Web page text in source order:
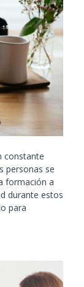
constante
personas se
formación a
durante estos
para